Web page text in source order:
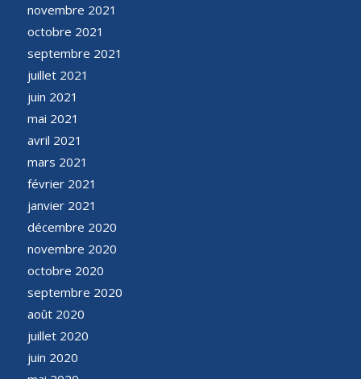
novembre 2021
octobre 2021
septembre 2021
juillet 2021
juin 2021
mai 2021
avril 2021
mars 2021
février 2021
janvier 2021
décembre 2020
novembre 2020
octobre 2020
septembre 2020
août 2020
juillet 2020
juin 2020